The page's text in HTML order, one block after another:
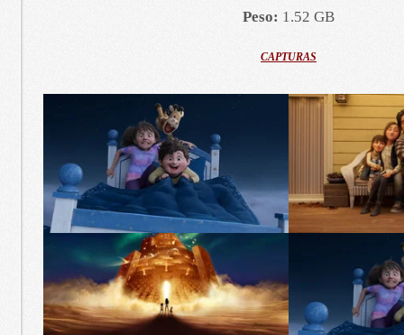
Peso: 1.52 GB
CAPTURAS